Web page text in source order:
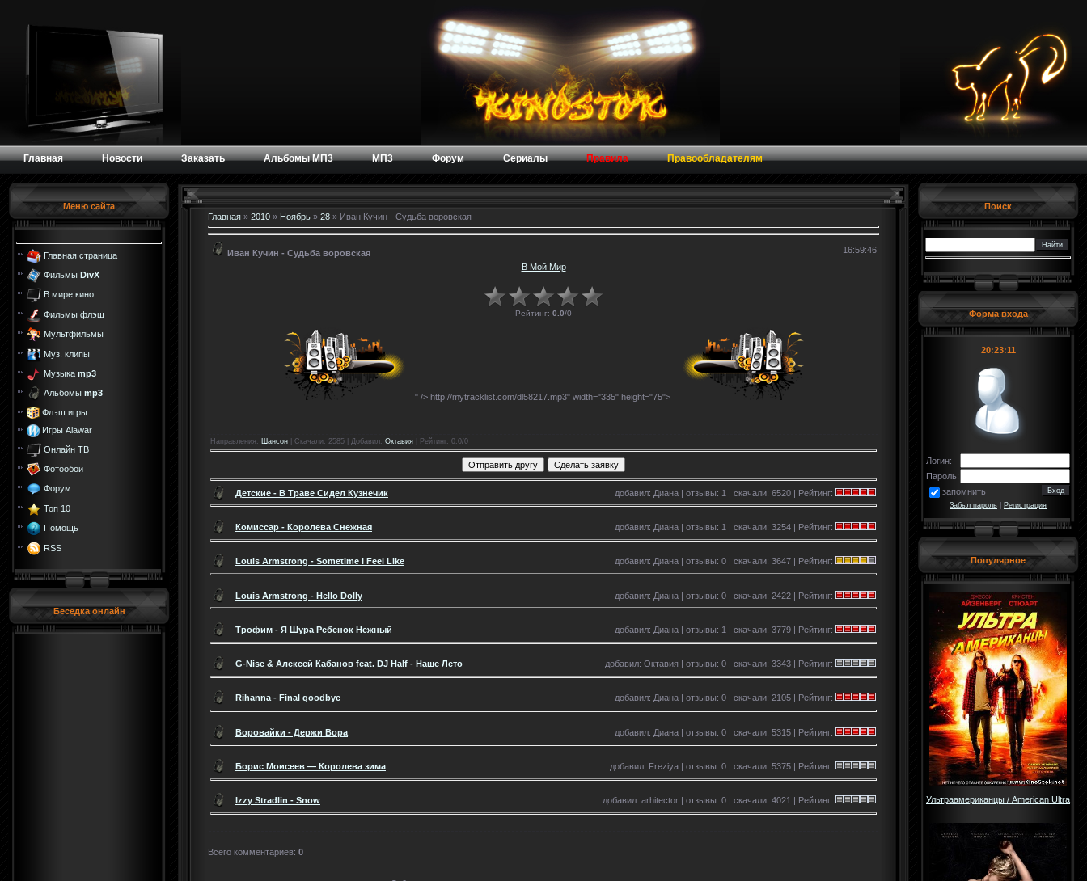
Главная Новости Заказать Альбомы МП3 МП3 Форум Сериалы Правила Правообладателям
Меню сайта
Главная страница
Фильмы DivX
В мире кино
Фильмы флэш
Мультфильмы
Муз. клипы
Музыка mp3
Альбомы mp3
Флэш игры
Игры Alawar
Онлайн ТВ
Фотообои
Форум
Топ 10
Помощь
RSS
Беседка онлайн
Главная » 2010 » Ноябрь » 28 » Иван Кучин - Судьба воровская
Иван Кучин - Судьба воровская
16:59:46
В Мой Мир
Рейтинг: 0.0/0
" /> http://mytracklist.com/dl58217.mp3" width="335" height="75">
Направления : Шансон Скачали: 2585 | Добавил: Октавия Рейтинг: 0.0/0
Детские - В Траве Сидел Кузнечик добавил: Диана | отзывы: 1 | скачали: 6520 | Рейтинг:
Комиссар - Королева Снежная добавил: Диана | отзывы: 1 | скачали: 3254 | Рейтинг:
Louis Armstrong - Sometime I Feel Like добавил: Диана | отзывы: 0 | скачали: 3647 | Рейтинг:
Louis Armstrong - Hello Dolly добавил: Диана | отзывы: 0 | скачали: 2422 | Рейтинг:
Трофим - Я Шура Ребенок Нежный добавил: Диана | отзывы: 1 | скачали: 3779 | Рейтинг:
G-Nise & Алексей Кабанов feat. DJ Half - Наше Лето добавил: Октавия | отзывы: 0 | скачали: 3343 | Рейтинг:
Rihanna - Final goodbye добавил: Диана | отзывы: 0 | скачали: 2105 | Рейтинг:
Воровайки - Держи Вора добавил: Диана | отзывы: 0 | скачали: 5315 | Рейтинг:
Борис Моисеев — Королева зима добавил: Freziya | отзывы: 0 | скачали: 5375 | Рейтинг:
Izzy Stradlin - Snow добавил: arhitector | отзывы: 0 | скачали: 4021 | Рейтинг:
Всего комментариев: 0
Поиск
Форма входа
20:23:12
Логин:
Пароль:
запомнить
Забыл пароль Регистрация
Популярное
Ультраамериканцы / American Ultra